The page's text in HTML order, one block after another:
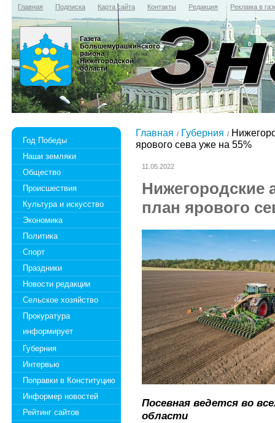
Главная Подписка Карта сайта Контакты Редакция Реклама в
Газета
Большемурашкинского
района
Нижегородской
области
Год Победы
Наши земляки
Общество
Происшествия
Культура и искусство
Экономика
Политика
Спорт
Праздники
Новости редакции
Сельское хозяйство
Прокуратура
информирует
Губерния
Интервью
Поправки в Конституцию
Информер новостей
Рейтинг сайтов
Главная Губерния
ярового сева уже на 55%
11.05.2022
Нижегородские
план ярового
Посевная ведется во
области